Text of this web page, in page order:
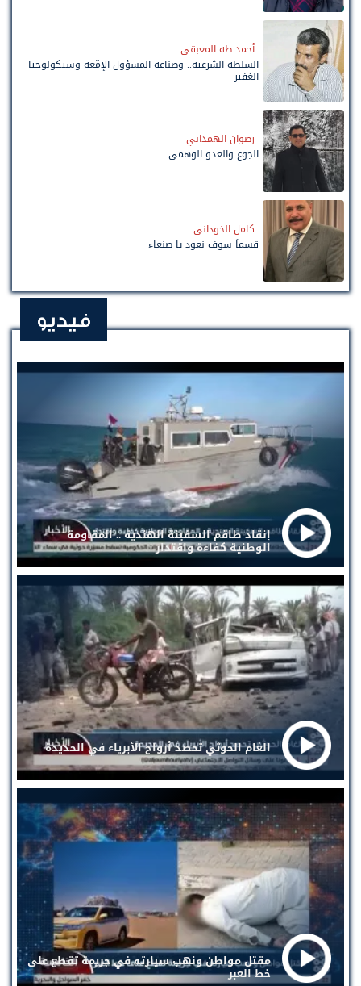
أحمد طه المعبقي
السلطة الشرعية.. وصناعة المسؤول الإمّعة وسيكولوجيا
الغفير
رضوان الهمداني
الجوع والعدو الوهمي
كامل الخوداني
قسماً سوف نعود يا صنعاء
فيديو
إنقاذ طاقم السفينة الهندية .. المقاومة
الوطنية كفاءة واقتدار
الغام الحوثي تحصد أرواح الأبرياء في الحديدة
مقتل مواطن ونهب سيارته في جريمة تقطع على
خط العبر